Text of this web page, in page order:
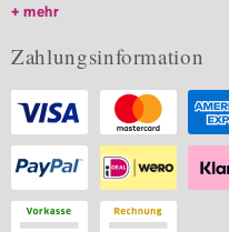
mehr
Zahlungsinformation